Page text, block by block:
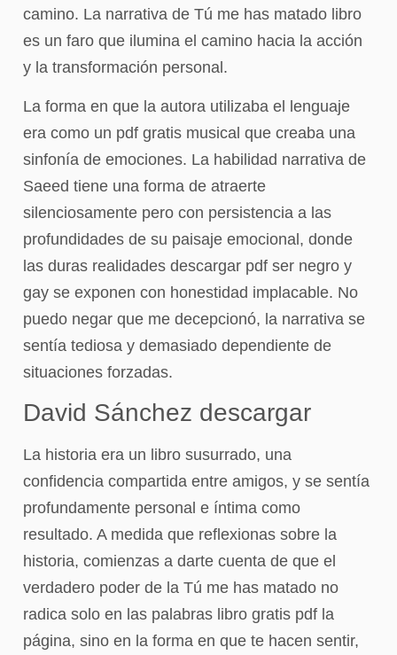
camino. La narrativa de Tú me has matado libro
es un faro que ilumina el camino hacia la acción
y la transformación personal.
La forma en que la autora utilizaba el lenguaje
era como un pdf gratis musical que creaba una
sinfonía de emociones. La habilidad narrativa de
Saeed tiene una forma de atraerte
silenciosamente pero con persistencia a las
profundidades de su paisaje emocional, donde
las duras realidades descargar pdf ser negro y
gay se exponen con honestidad implacable. No
puedo negar que me decepcionó, la narrativa se
sentía tediosa y demasiado dependiente de
situaciones forzadas.
David Sánchez descargar
La historia era un libro susurrado, una
confidencia compartida entre amigos, y se sentía
profundamente personal e íntima como
resultado. A medida que reflexionas sobre la
historia, comienzas a darte cuenta de que el
verdadero poder de la Tú me has matado no
radica solo en las palabras libro gratis pdf la
página, sino en la forma en que te hacen sentir,